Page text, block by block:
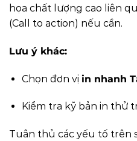
họa chất lượng cao liên
(Call to action) nếu cần.
Lưu ý khác:
Chọn đơn vị in nhanh
Kiểm tra kỹ bản in thử
Tuân thủ các yếu tố trên